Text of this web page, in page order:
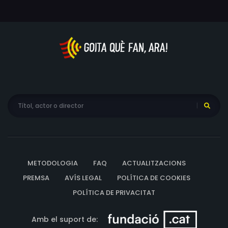
METODOLOGIA FAQ
ACTUALITZACIONS
PREMSA
AVÍS LEGAL
POLÍTICA DE COOKIES
POLÍTICA DE PRIVACITAT
Amb el suport de: